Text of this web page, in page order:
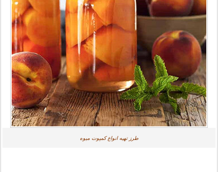
طرز تهیه انواع کمپوت میوه